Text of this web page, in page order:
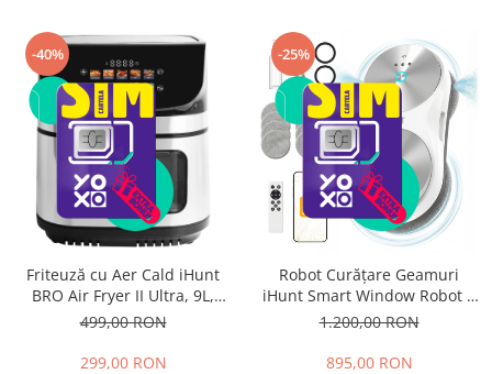
-40%
Friteuză cu Aer Cald iHunt
BRO Air Fryer II Ultra, 9L,
2200W, Ecran Touch LED,
Timer, Menținere la Cald,
499,00 RON
299,00 RON
-25%
Robot Curățare Geamuri
iHunt Smart Window Robot 6
Ultra, Alb, 6000Pa, Rezervor
Home, Telecomandă, Baterie
1.200,00 RON
895,00 RON